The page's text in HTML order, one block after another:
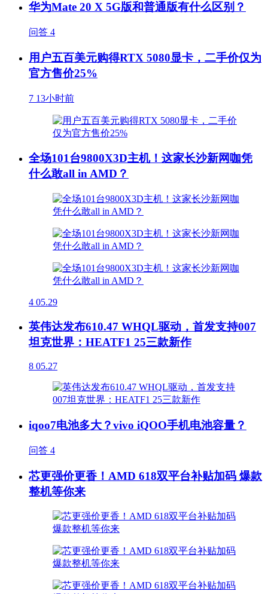
华为Mate 20 X 5G版和普通版有什么区别？
问答 4
用户五百美元购得RTX 5080显卡，二手价仅为
官方售价25%
7 13小时前
全场101台9800X3D主机！这家长沙新网咖凭
什么敢all in AMD？
4 05.29
英伟达发布610.47 WHQL驱动，首发支持007
坦克世界：HEATF1 25三款新作
8 05.27
iqoo7电池多大？vivo iQOO手机电池容量？
问答 4
芯更强价更香！AMD 618双平台补贴加码 爆款
整机等你来